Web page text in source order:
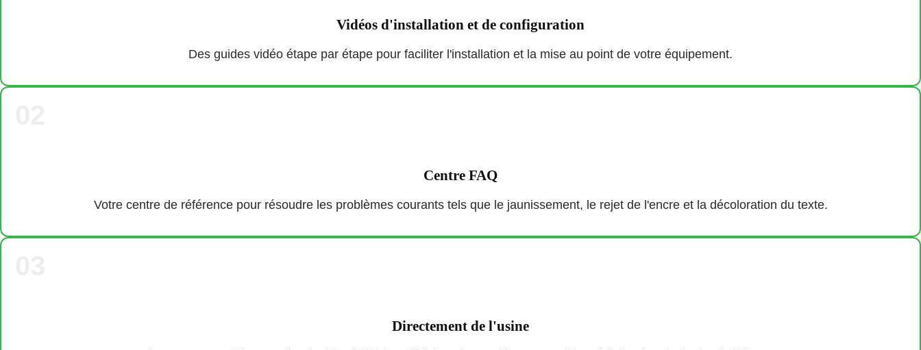
Vidéos d'installation et de configuration
Des guides vidéo étape par étape pour faciliter l'installation et la mise au point de votre équipement.
Centre FAQ
Votre centre de référence pour résoudre les problèmes courants tels que le jaunissement, le rejet de l'encre et la décoloration du texte.
Directement de l'usine